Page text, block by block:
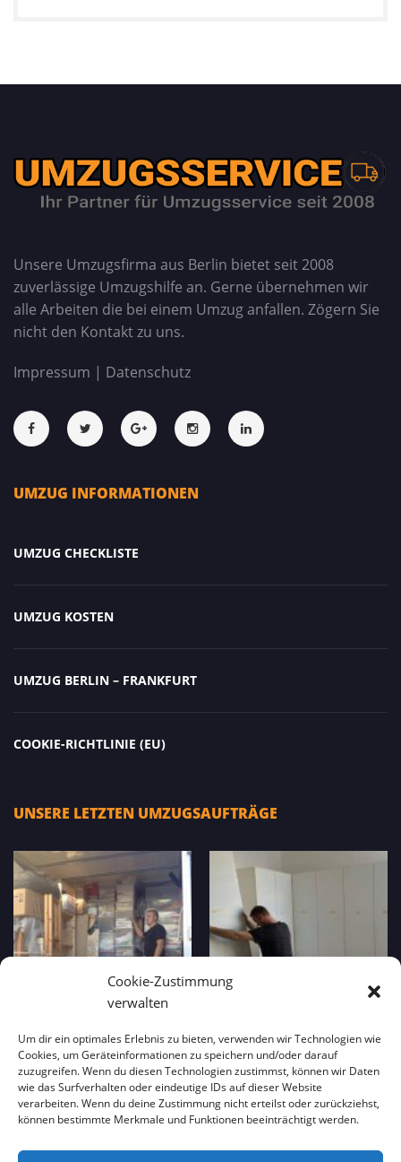
Cookie-Zustimmung
verwalten
Um dir ein optimales Erlebnis zu bieten, verwenden wir Technologien wie
Cookies, um Geräteinformationen zu speichern und/oder darauf
zuzugreifen. Wenn du diesen Technologien zustimmst, können wir Daten
wie das Surfverhalten oder eindeutige IDs auf dieser Website
verarbeiten. Wenn du deine Zustimmung nicht erteilst oder zurückziehst,
können bestimmte Merkmale und Funktionen beeinträchtigt werden.
Unsere Umzugsfirma aus Berlin bietet seit 2008
zuverlässige Umzugshilfe an. Gerne übernehmen wir
alle Arbeiten die bei einem Umzug anfallen. Zögern Sie
nicht den Kontakt zu uns.
Impressum | Datenschutz
UMZUG INFORMATIONEN
UMZUG CHECKLISTE
UMZUG KOSTEN
UMZUG BERLIN – FRANKFURT
COOKIE-RICHTLINIE (EU)
UNSERE LETZTEN UMZUGSAUFTRÄGE